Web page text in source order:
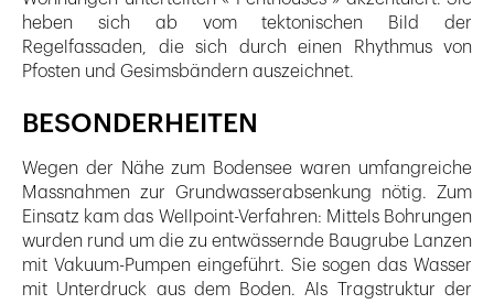
heben sich ab vom tektonischen Bild der
Regelfassaden, die sich durch einen Rhythmus von
Pfosten und Gesimsbändern auszeichnet.
BESONDERHEITEN
Wegen der Nähe zum Bodensee waren umfangreiche
Massnahmen zur Grundwasserabsenkung nötig. Zum
Einsatz kam das Wellpoint-Verfahren: Mittels Bohrungen
wurden rund um die zu entwässernde Baugrube Lanzen
mit Vakuum-Pumpen eingeführt. Sie sogen das Wasser
mit Unterdruck aus dem Boden. Als Tragstruktur der